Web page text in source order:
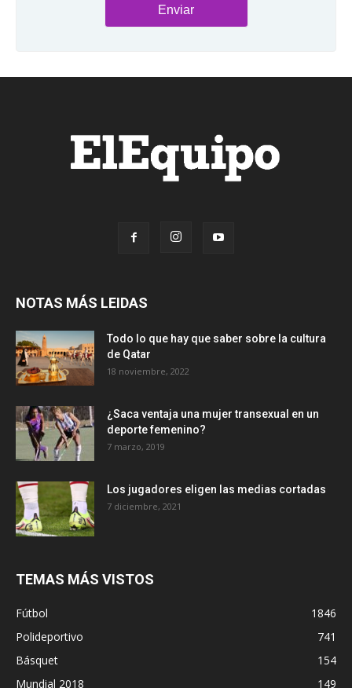
NOTAS MÁS LEIDAS
Todo lo que hay que saber sobre la cultura
de Qatar
18 noviembre, 2022
¿Saca ventaja una mujer transexual en un
deporte femenino?
7 marzo, 2019
Los jugadores eligen las medias cortadas
7 diciembre, 2021
TEMAS MÁS VISTOS
Fútbol
1846
Polideportivo
741
Básquet
154
Mundial 2018
149